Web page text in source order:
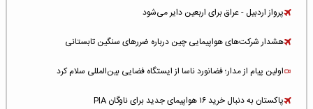
پرواز اردبیل - عراق برای اربعین دایر می‌شود
هشدار شرکت‌های هواپیمایی چین درباره ضررهای سنگین تابستانی
اولین پیام از مدار؛ فضانورد ناسا از ایستگاه فضایی بین‌المللی سلام کرد
پاکستان به دنبال خرید ۱۶ هواپیمای جدید برای ناوگان PIA